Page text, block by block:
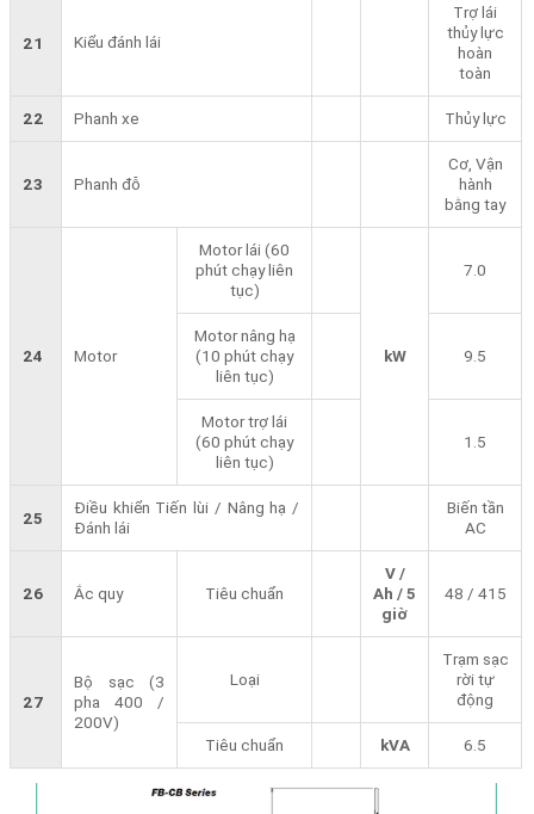
21 Kiểu đánh lái
Trợ lái
thủy lực
hoàn
toàn
22 Phanh xe Thủy lực
23 Phanh đỗ
Cơ, Vận
hành
bằng tay
24 Motor
Motor lái (60
phút chạy liên
tục)
kW
7.0
Motor nâng hạ
(10 phút chạy
liên tục)
9.5
Motor trợ lái
(60 phút chạy
liên tục)
1.5
25
Điều khiển Tiến lùi / Nâng hạ /
Đánh lái
Biến tần
AC
26 Ắc quy Tiêu chuẩn
V /
Ah / 5
giờ
48 / 415
27
Bộ sạc (3
pha 400 /
200V)
Loại
Trạm sạc
rời tự
động
Tiêu chuẩn kVA 6.5